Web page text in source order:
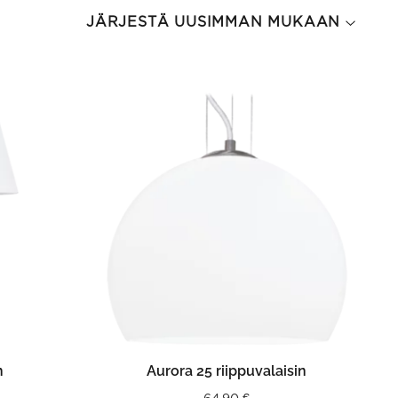
LISÄÄ OSTOSKORIIN
Aurora 25 riippuvalaisin